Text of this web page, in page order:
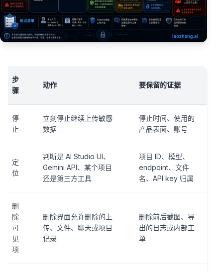
步
骤
动作 要保留的证据
停
止
立刻停止继续上传敏感
数据
停止时间、使用的
产品表面、账号
定
位
判断是 AI Studio UI、
Gemini API、某个项目
还是第三方工具
项目 ID、模型、
endpoint、文件
名、API key 归属
删
除
可
见
项
删除界面允许删除的上
传、文件、聊天或项目
记录
删除前后截图、导
出的日志或内部工
单